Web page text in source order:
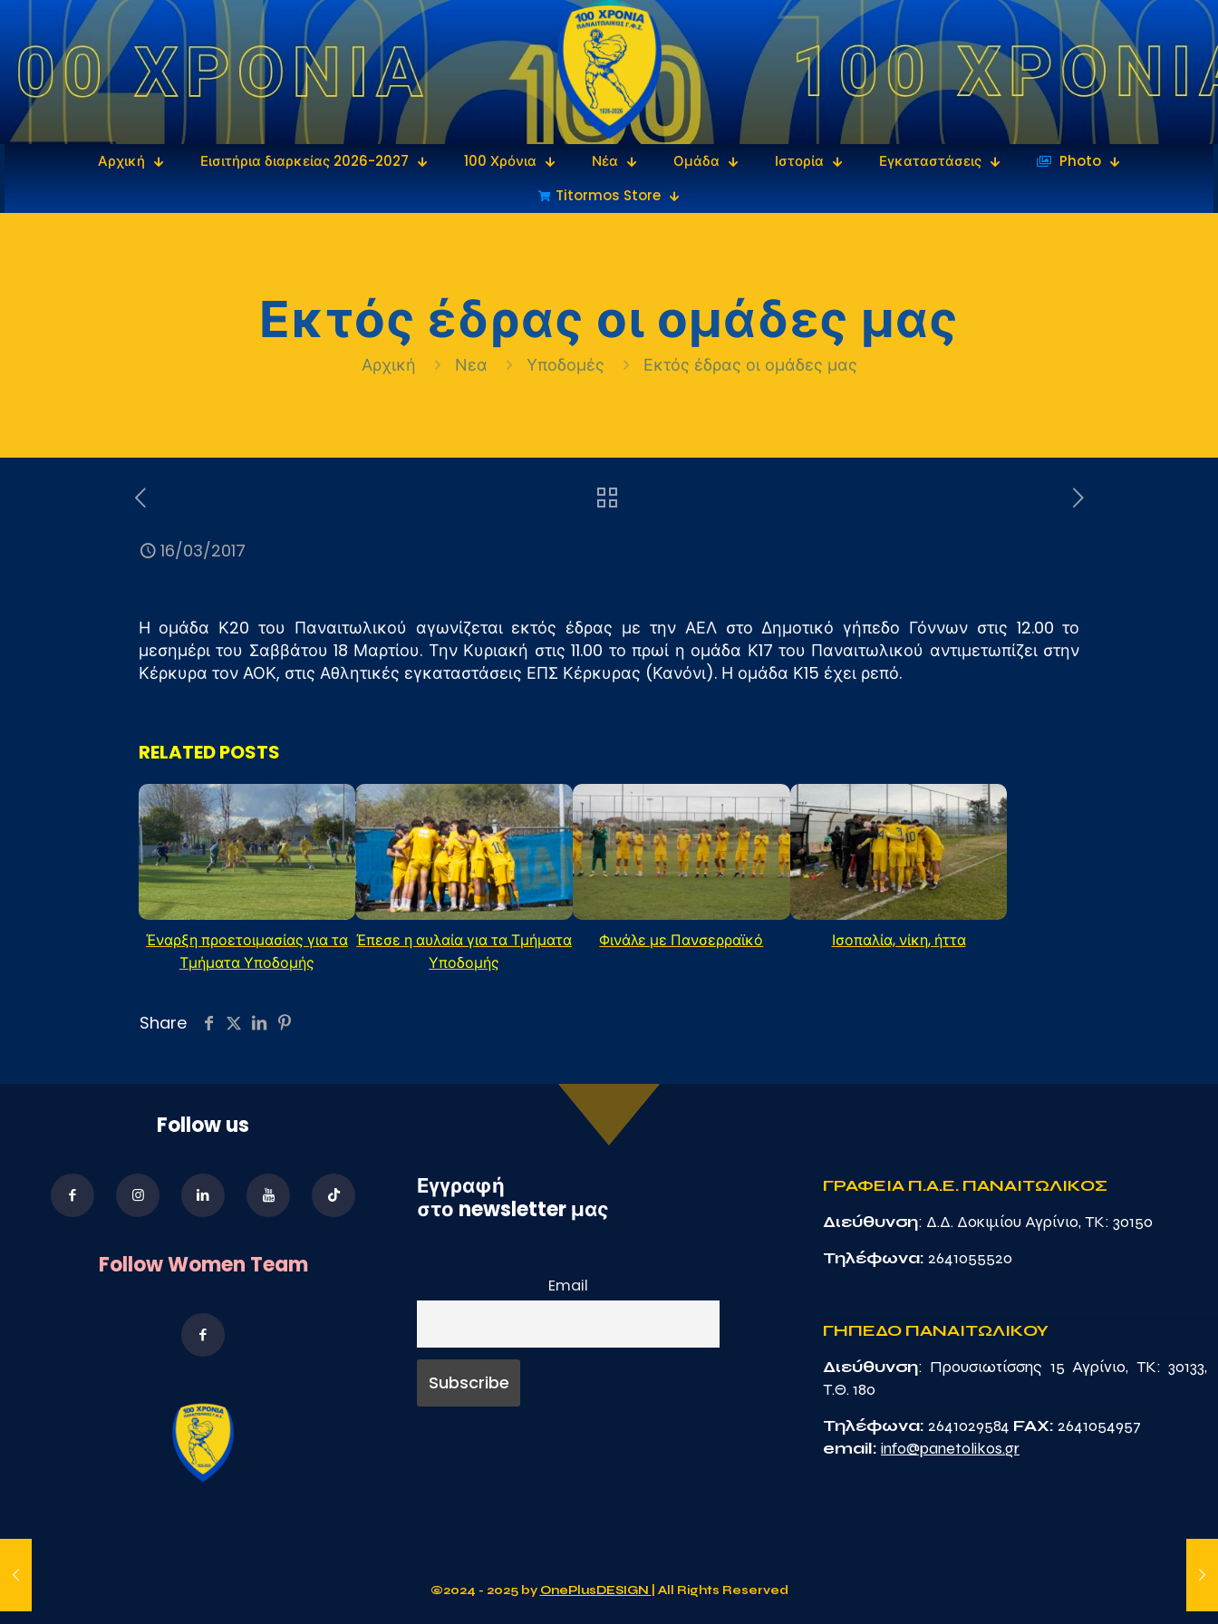
Αρχική Εισιτήρια διαρκείας 2026-2027 100 Χρόνια Νέα Ομάδα Ιστορία Εγκαταστάσεις
‎‏‏‎ ‎Photo
Titormos Store
Εκτός έδρας οι ομάδες μας
Αρχική Νεα Υποδομές Εκτός έδρας οι ομάδες μας
16/03/2017
Η ομάδα Κ20 του Παναιτωλικού αγωνίζεται εκτός έδρας με την ΑΕΛ στο Δημοτικό γήπεδο Γόννων στις 12.00 το
μεσημέρι του Σαββάτου 18 Μαρτίου. Την Κυριακή στις 11.00 το πρωί η ομάδα Κ17 του Παναιτωλικού αντιμετωπίζει στην
Κέρκυρα τον ΑΟΚ, στις Αθλητικές εγκαταστάσεις ΕΠΣ Κέρκυρας (Κανόνι). Η ομάδα Κ15 έχει ρεπό.
RELATED POSTS
Έναρξη προετοιμασίας για τα
Τμήματα Υποδομής
Έπεσε η αυλαία για τα Τμήματα
Υποδομής
Φινάλε με Πανσερραϊκό Ισοπαλία, νίκη, ήττα
Share
Follow us
Follow Women Team
Εγγραφή
στο newsletter μας
Email
ΓΡΑΦΕΙΑ Π.Α.Ε. ΠΑΝΑΙΤΩΛΙΚΟΣ
Διεύθυνση: Δ.Δ. Δοκιμίου Αγρίνιο, TK: 30150
Τηλέφωνα: 2641055520
ΓΗΠΕΔΟ ΠΑΝΑΙΤΩΛΙΚΟΥ
Διεύθυνση: Προυσιωτίσσης 15 Αγρίνιο, TK: 30133,
Τ.Θ. 180
Τηλέφωνα: 2641029584 FAX: 2641054957
email: info@panetolikos.gr
©2024 - 2025 by OnePlusDESIGN | All Rights Reserved